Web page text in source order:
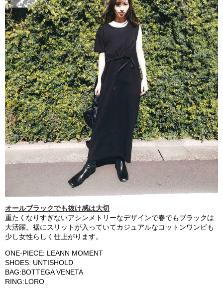
オールブラックでも抜け感は大切
重たくなりすぎないアシンメトリーなデザインで春でもブラックは
大活躍。裾にスリットが入っていてカジュアルなコットンワンピも
少し女性らしく仕上がります。
ONE-PIECE: LEANN MOMENT
SHOES: UNTISHOLD
BAG:BOTTEGA VENETA
RING:LORO